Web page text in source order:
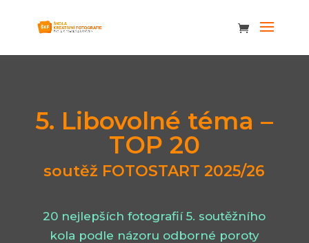
5. Libovolné téma –
TOP 20
soutěž FOTOSTART 2025/26
20 nejlepších fotografií 5. soutěžního
kola podle názoru odborné poroty